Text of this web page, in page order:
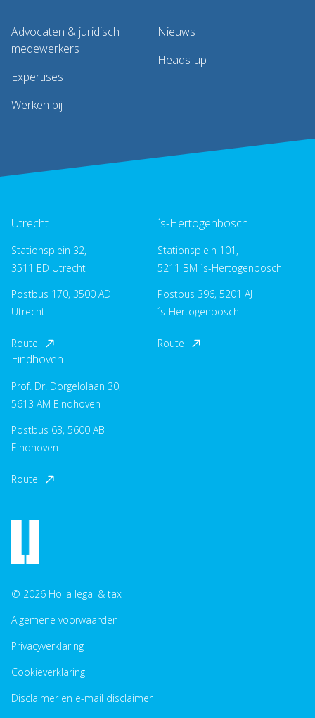
Advocaten & juridisch
medewerkers
Expertises
Werken bij
Nieuws
Heads-up
Utrecht
Stationsplein 32,
3511 ED Utrecht
Postbus 170, 3500 AD
Utrecht
Route
´s-Hertogenbosch
Stationsplein 101,
5211 BM ´s-Hertogenbosch
Postbus 396, 5201 AJ
´s-Hertogenbosch
Route
Eindhoven
Prof. Dr. Dorgelolaan 30,
5613 AM Eindhoven
Postbus 63, 5600 AB
Eindhoven
Route
© 2026 Holla legal & tax
Algemene voorwaarden
Privacyverklaring
Cookieverklaring
Disclaimer en e-mail disclaimer